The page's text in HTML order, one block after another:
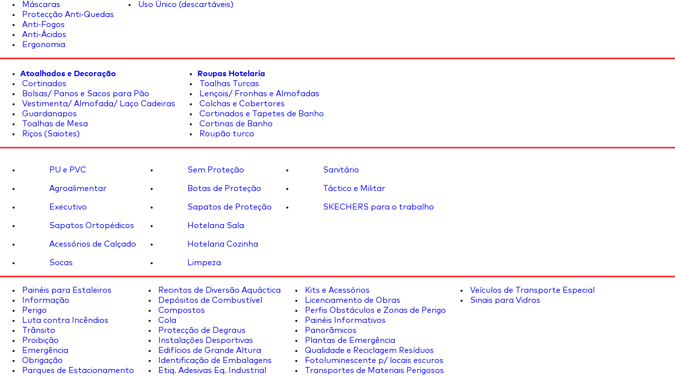
Máscaras
Protecção Anti-Quedas
Anti-Fogos
Anti-Ácidos
Ergonomia
Uso Único (descartáveis)
Atoalhados e Decoração
Cortinados
Bolsas/ Panos e Sacos para Pão
Vestimenta/ Almofada/ Laço Cadeiras
Guardanapos
Toalhas de Mesa
Riços (Saiotes)
Roupas Hotelaria
Toalhas Turcas
Lençois/ Fronhas e Almofadas
Colchas e Cobertores
Cortinados e Tapetes de Banho
Cortinas de Banho
Roupão turco
PU e PVC
Agroalimentar
Executivo
Sapatos Ortopédicos
Acessórios de Calçado
Socas
Sem Proteção
Botas de Proteção
Sapatos de Proteção
Hotelaria Sala
Hotelaria Cozinha
Limpeza
Sanitário
Táctico e Militar
SKECHERS para o trabalho
Painéis para Estaleiros
Informação
Perigo
Luta contra Incêndios
Trânsito
Proibição
Emergência
Obrigação
Parques de Estacionamento
Recintos de Diversão Aquáctica
Depósitos de Combustível
Compostos
Cola
Protecção de Degraus
Instalações Desportivas
Edifícios de Grande Altura
Identificação de Embalagens
Etiq. Adesivas Eq. Industrial
Kits e Acessórios
Licenciamento de Obras
Perfis Obstáculos e Zonas de Perigo
Painéis Informativos
Panorâmicos
Plantas de Emergência
Qualidade e Reciclagem Resíduos
Fotoluminescente p/ locais escuros
Transportes de Materiais Perigosos
Veículos de Transporte Especial
Sinais para Vidros